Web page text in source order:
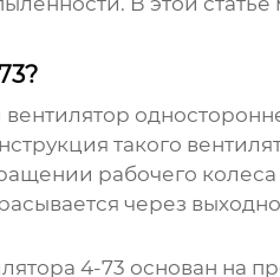
такого
рабочего колеса
через
4-73 основан на